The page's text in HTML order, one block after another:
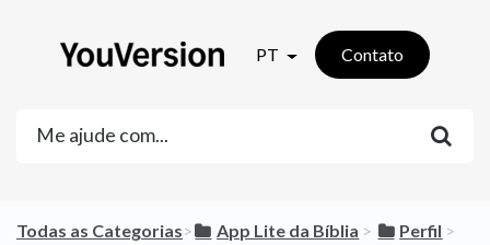
PT Contato
Todas as Categorias​>​ ​App Lite da Bíblia ​ > ​ ​Perfil ​ > ​